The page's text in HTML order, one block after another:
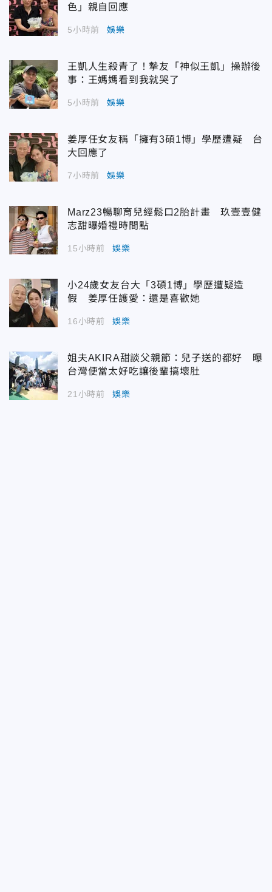
色」親自回應
5小時前 娛樂
王凱人生殺青了！摯友「神似王凱」操辦後
事：王媽媽看到我就哭了
5小時前 娛樂
姜厚任女友稱「擁有3碩1博」學歷遭疑 台
大回應了
7小時前 娛樂
Marz23暢聊育兒經鬆口2胎計畫 玖壹壹健
志甜曝婚禮時間點
15小時前 娛樂
小24歲女友台大「3碩1博」學歷遭疑造
假 姜厚任護愛：還是喜歡她
16小時前 娛樂
姐夫AKIRA甜談父親節：兒子送的都好 曝
台灣便當太好吃讓後輩搞壞肚
21小時前 娛樂